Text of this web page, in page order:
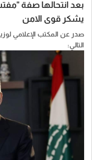
بعد انتحالها صفة
يشكر قوى الامن
صدر عن المكتب الإعلامي لوزير
التالي: